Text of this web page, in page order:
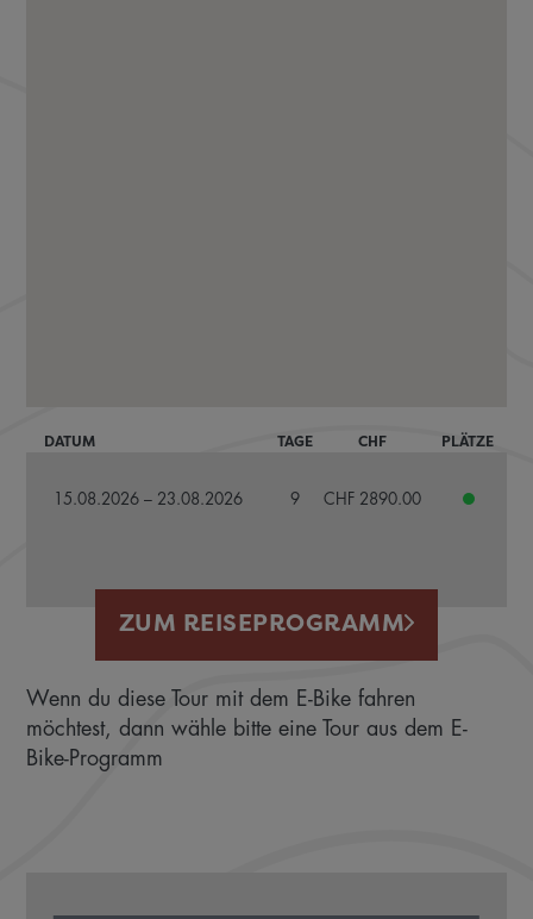
DATUM TAGE CHF PLÄTZE
15.08.2026 – 23.08.2026 9 CHF 2890.00
ZUM REISEPROGRAMM
Wenn du diese Tour mit dem E-Bike fahren
möchtest, dann wähle bitte eine Tour aus dem E-
Bike-Programm